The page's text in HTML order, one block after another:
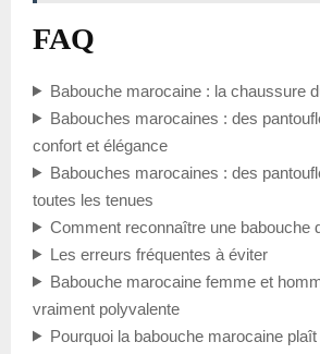
FAQ
Babouche marocaine : la chaussure
Babouches marocaines : des
confort et élégance
Babouches marocaines : des
toutes les tenues
Comment reconnaître une babouche
Les erreurs fréquentes à éviter
Babouche marocaine femme et
vraiment polyvalente
Pourquoi la babouche marocaine plaît